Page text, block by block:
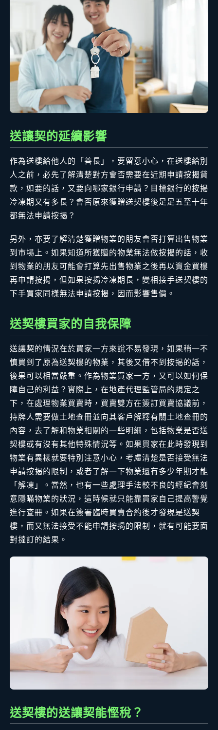
送讓契的延續影響
作為送樓給他人的「善長」，要留意小心，在送樓給別
人之前，必先了解清楚對方會否需要在近期申請按揭貸
款，如要的話，又要向哪家銀行申請？目標銀行的按揭
冷凍期又有多長？會否原來獲贈送契樓後足足五至十年
都無法申請按揭？
另外，亦要了解清楚獲贈物業的朋友會否打算出售物業
到市場上。如果知道所獲贈的物業無法做按揭的話，收
到物業的朋友可能會打算先出售物業之後再以資金買樓
再申請按揭，但如果按揭冷凍期長，變相接手送契樓的
下手買家同樣無法申請按揭，因而影響售價。
送契樓買家的自我保障
送讓契的情況在於買家一方來說不易發現，如果稍一不
慎買到了原為送契樓的物業，其後又借不到按揭的話，
後果可以相當嚴重。作為物業買家一方，又可以如何保
障自己的利益？實際上，在地產代理監管局的規定之
下，在處理物業買賣時，買賣雙方在簽訂買賣協議前，
持牌人需要做土地查冊並向其客戶解釋有關土地查冊的
內容，去了解和物業相關的一些明細，包括物業是否送
契樓或有沒有其他特殊情況等。如果買家在此時發現到
物業有異樣就要特別注意小心，考慮清楚是否接受無法
申請按揭的限制，或者了解一下物業還有多少年期才能
「解凍」。當然，也有一些處理手法較不良的經紀會刻
意隱瞞物業的狀況，這時候就只能靠買家自己提高警覺
進行查冊。如果在簽署臨時買賣合約後才發現是送契
樓，而又無法接受不能申請按揭的限制，就有可能要面
對撻訂的結果。
送契樓的送讓契能慳稅？